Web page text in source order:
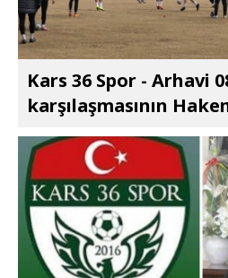
Kars 36 Spor - Arhavi
karşılaşmasının